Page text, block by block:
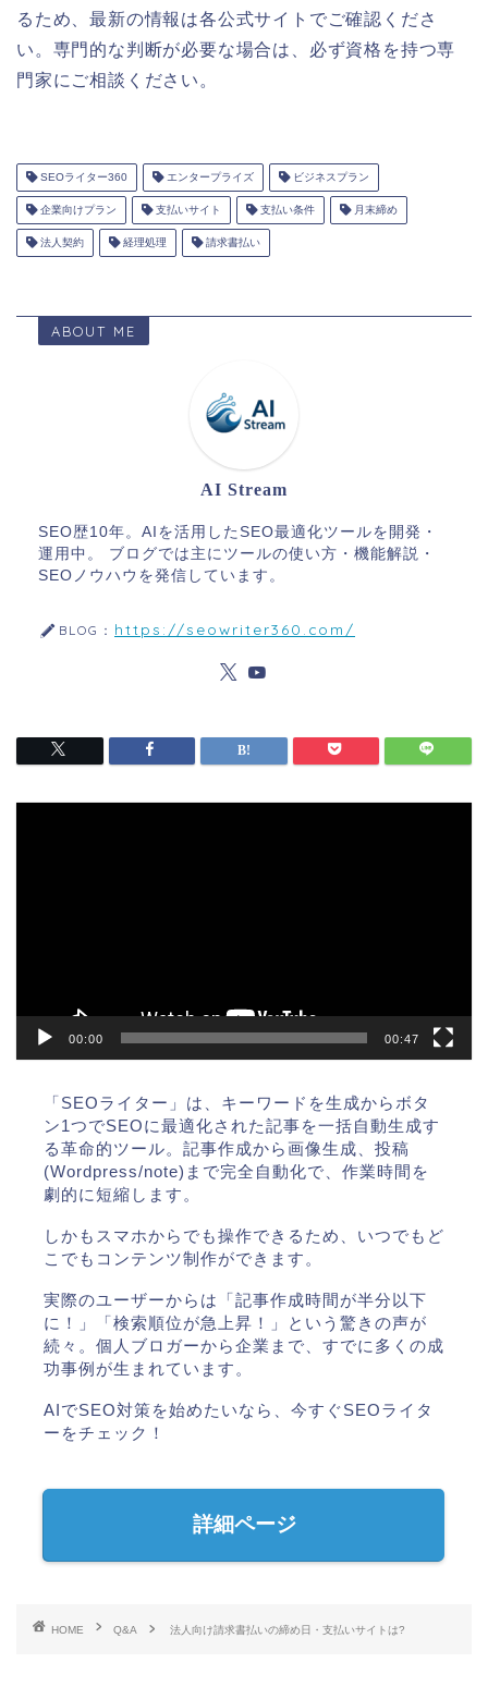
るため、最新の情報は各公式サイトでご確認くださ
い。専門的な判断が必要な場合は、必ず資格を持つ専
門家にご相談ください。
SEOライター360 エンタープライズ ビジネスプラン
企業向けプラン 支払いサイト 支払い条件 月末締め
法人契約 経理処理 請求書払い
ABOUT ME
AI Stream
SEO歴10年。AIを活用したSEO最適化ツールを開発・
運用中。 ブログでは主にツールの使い方・機能解説・
SEOノウハウを発信しています。
BLOG： https://seowriter360.com/
00:00 00:47
「SEOライター」は、キーワードを生成からボタ
ン1つでSEOに最適化された記事を一括自動生成す
る革命的ツール。記事作成から画像生成、投稿
(Wordpress/note)まで完全自動化で、作業時間を
劇的に短縮します。
しかもスマホからでも操作できるため、いつでもど
こでもコンテンツ制作ができます。
実際のユーザーからは「記事作成時間が半分以下
に！」「検索順位が急上昇！」という驚きの声が
続々。個人ブロガーから企業まで、すでに多くの成
功事例が生まれています。
AIでSEO対策を始めたいなら、今すぐSEOライタ
ーをチェック！
詳細ページ
HOME Q&A 法人向け請求書払いの締め日・支払いサイトは?